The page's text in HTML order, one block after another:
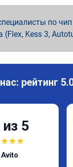
по
(Flex, Kess 3,
рейтинг
5
★★★
Avito